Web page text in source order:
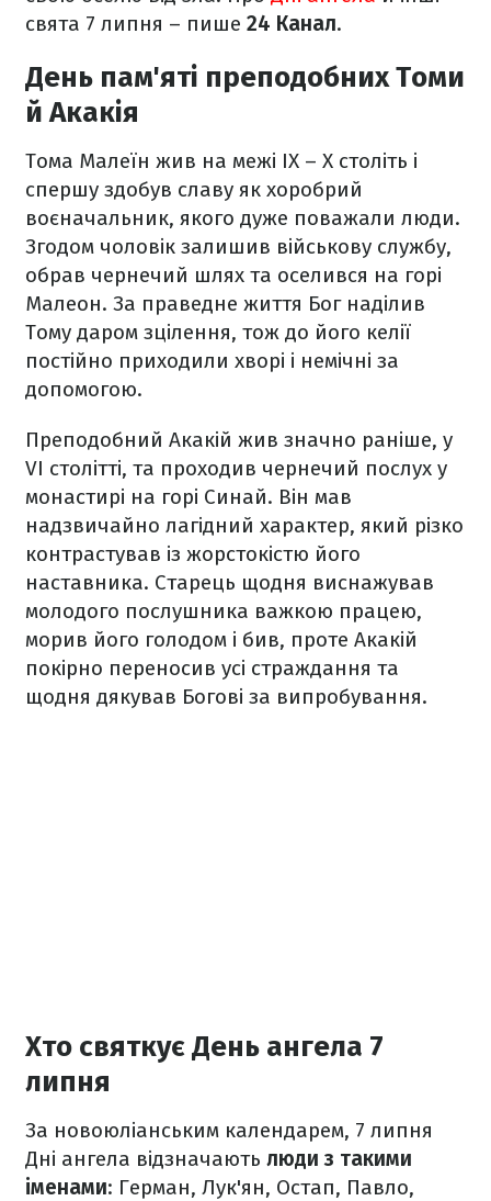
свята 7 липня – пише 24 Канал.
День пам'яті преподобних Томи
й Акакія
Тома Малеїн жив на межі IX – X століть і
спершу здобув славу як хоробрий
воєначальник, якого дуже поважали люди.
Згодом чоловік залишив військову службу,
обрав чернечий шлях та оселився на горі
Малеон. За праведне життя Бог наділив
Тому даром зцілення, тож до його келії
постійно приходили хворі і немічні за
допомогою.
Преподобний Акакій жив значно раніше, у
VI столітті, та проходив чернечий послух у
монастирі на горі Синай. Він мав
надзвичайно лагідний характер, який різко
контрастував із жорстокістю його
наставника. Старець щодня виснажував
молодого послушника важкою працею,
морив його голодом і бив, проте Акакій
покірно переносив усі страждання та
щодня дякував Богові за випробування.
Хто святкує День ангела 7
липня
За новоюліанським календарем, 7 липня
Дні ангела відзначають люди з такими
іменами: Герман, Лук'ян, Остап, Павло,